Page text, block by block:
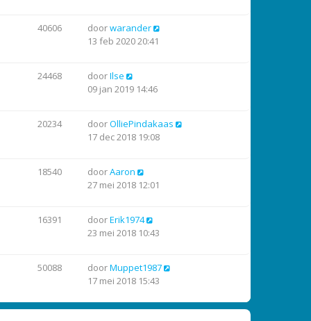
40606 doorwarander
13 feb 2020 20:41
24468 doorIlse
09 jan 2019 14:46
20234 doorOlliePindakaas
17 dec 2018 19:08
18540 doorAaron
27 mei 2018 12:01
16391 doorErik1974
23 mei 2018 10:43
50088 doorMuppet1987
17 mei 2018 15:43